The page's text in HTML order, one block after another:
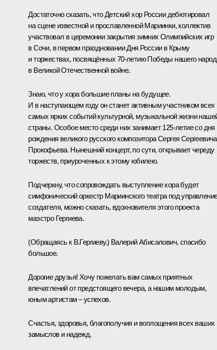
Достаточно сказать, что Детский хор России дебютировал
на сцене известной и прославленной Мариинки, коллектив
участвовал в церемонии закрытия зимних Олимпийских игр
в Сочи, в первом праздновании Дня России в Крыму
и торжествах, посвящённых 70‑летию Победы нашего
в Великой Отечественной войне.
Знаю, что у хора большие планы на будущее.
И в наступающем году он станет активным участником всех
самых ярких событий культурной, музыкальной жизни
страны. Особое место среди них занимает 125‑летие со дня
рождения великого русского композитора Сергея Сергеевича
Прокофьева. Нынешний концерт, по сути, открывает череду
торжеств, приуроченных к этому юбилею.
Подчеркну, что сопровождать выступление хора будет
симфонический оркестр Мариинского театра под
создателя, можно сказать, вдохновителя этого проекта
маэстро Гергиева.
(Обращаясь к В.Гергиеву.) Валерий Абисалович, спасибо
большое.
Дорогие друзья! Хочу пожелать вам самых приятных
впечатлений от предстоящего вечера, а нашим молодым,
юным артистам – успехов.
Счастья, здоровья, благополучия и воплощения всех ваших
замыслов и надежд.